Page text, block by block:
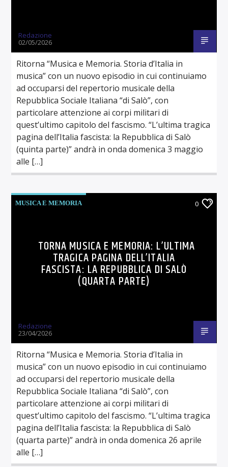
Redazione
02/05/2026
Ritorna “Musica e Memoria. Storia d’Italia in
musica” con un nuovo episodio in cui continuiamo
ad occuparsi del repertorio musicale della
Repubblica Sociale Italiana “di Salò”, con
particolare attenzione ai corpi militari di
quest’ultimo capitolo del fascismo. “L’ultima tragica
pagina dell’Italia fascista: la Repubblica di Salò
(quinta parte)” andrà in onda domenica 3 maggio
alle […]
MUSICA E MEMORIA 0
TORNA MUSICA E MEMORIA: L’ULTIMA
TRAGICA PAGINA DELL’ITALIA
FASCISTA: LA REPUBBLICA DI SALÒ
(QUARTA PARTE)
Redazione
23/04/2026
Ritorna “Musica e Memoria. Storia d’Italia in
musica” con un nuovo episodio in cui continuiamo
ad occuparsi del repertorio musicale della
Repubblica Sociale Italiana “di Salò”, con
particolare attenzione ai corpi militari di
quest’ultimo capitolo del fascismo. “L’ultima tragica
pagina dell’Italia fascista: la Repubblica di Salò
(quarta parte)” andrà in onda domenica 26 aprile
alle […]